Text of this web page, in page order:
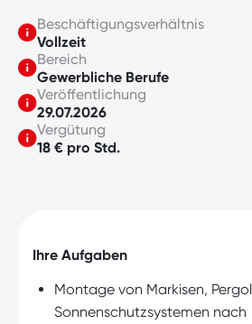
Beschäftigungsverhältnis
Vollzeit
Bereich
Gewerbliche Berufe
Veröffentlichung
29.07.2026
Vergütung
18 € pro Std.
Ihre Aufgaben
Montage von Markisen,
Sonnenschutzsystemen nach